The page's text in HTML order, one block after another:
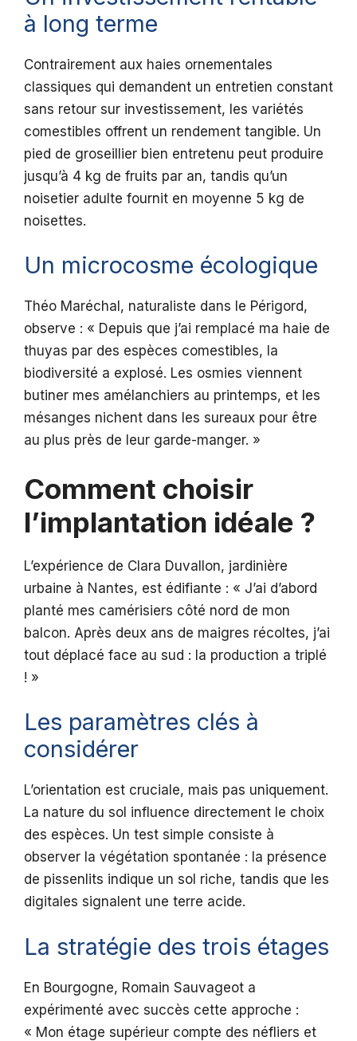
à long terme
Contrairement aux haies ornementales
classiques qui demandent un entretien constant
sans retour sur investissement, les variétés
comestibles offrent un rendement tangible. Un
pied de groseillier bien entretenu peut produire
jusqu’à 4 kg de fruits par an, tandis qu’un
noisetier adulte fournit en moyenne 5 kg de
noisettes.
Un microcosme écologique
Théo Maréchal, naturaliste dans le Périgord,
observe : « Depuis que j’ai remplacé ma haie de
thuyas par des espèces comestibles, la
biodiversité a explosé. Les osmies viennent
butiner mes amélanchiers au printemps, et les
mésanges nichent dans les sureaux pour être
au plus près de leur garde-manger. »
Comment choisir
l’implantation idéale ?
L’expérience de Clara Duvallon, jardinière
urbaine à Nantes, est édifiante : « J’ai d’abord
planté mes camérisiers côté nord de mon
balcon. Après deux ans de maigres récoltes, j’ai
tout déplacé face au sud : la production a triplé
! »
Les paramètres clés à
considérer
L’orientation est cruciale, mais pas uniquement.
La nature du sol influence directement le choix
des espèces. Un test simple consiste à
observer la végétation spontanée : la présence
de pissenlits indique un sol riche, tandis que les
digitales signalent une terre acide.
La stratégie des trois étages
En Bourgogne, Romain Sauvageot a
expérimenté avec succès cette approche :
« Mon étage supérieur compte des néfliers et